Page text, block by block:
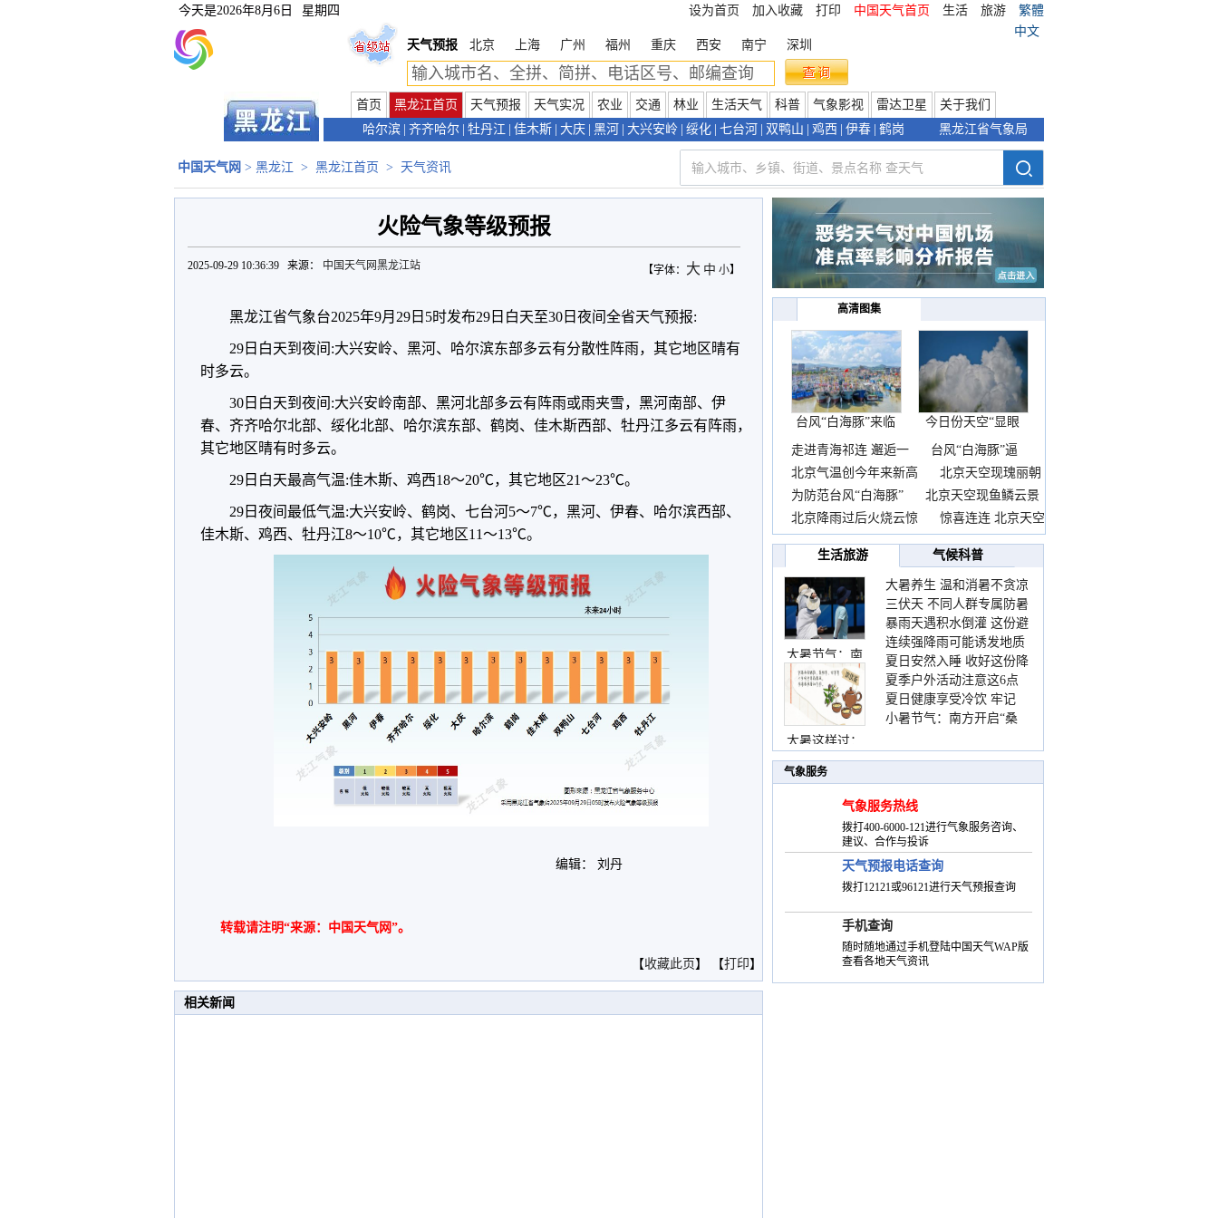
今天是2026年8月6日 星期四 设为首页 加入收藏 打印 中国天气首页 生活 旅游
繁體
中文
天气预报
北京 上海 广州 福州 重庆 西安 南宁 深圳
首页 黑龙江首页 天气预报 天气实况 农业 交通 林业 生活天气 科普 气象影视 雷达卫星
关于我们
哈尔滨 齐齐哈尔 牡丹江 佳木斯 大庆 黑河 大兴安岭 绥化 七台河 双鸭山 鸡西 伊春 鹤岗 黑龙江省气象局
中国天气网 > 黑龙江 > 黑龙江首页 > 天气资讯
火险气象等级预报
【字体： 大 中 小】
2025-09-29 10:36:39 来源： 中国天气网黑龙江站
黑龙江省气象台2025年9月29日5时发布29日白天至30日夜间全省天气预报:
29日白天到夜间:大兴安岭、黑河、哈尔滨东部多云有分散性阵雨，其它地区晴有
时多云。
30日白天到夜间:大兴安岭南部、黑河北部多云有阵雨或雨夹雪，黑河南部、伊
春、齐齐哈尔北部、绥化北部、哈尔滨东部、鹤岗、佳木斯西部、牡丹江多云有阵雨，
其它地区晴有时多云。
29日白天最高气温:佳木斯、鸡西18～20℃，其它地区21～23℃。
29日夜间最低气温:大兴安岭、鹤岗、七台河5～7℃，黑河、伊春、哈尔滨西部、
佳木斯、鸡西、牡丹江8～10℃，其它地区11～13℃。
编辑： 刘丹
转载请注明“来源：中国天气网”。
【收藏此页 】 【打印】
相关新闻
高清图集
台风“白海豚”来临
前
今日份天空“显眼
包”
走进青海祁连 邂逅一
台风“白海豚”逼
近
北京气温创今年来新高
北京天空现瑰丽朝
霞
为防范台风“白海豚”
北京天空现鱼鳞云景
观
北京降雨过后火烧云惊
惊喜连连 北京天空
现
生活旅游
气候科普
大暑节气：南
大暑这样过：
大暑养生 温和消暑不贪凉
三伏天 不同人群专属防暑
要点请收好
暴雨天遇积水倒灌 这份避
险提示请收好
连续强降雨可能诱发地质
灾害 这些前兆要知道
夏日安然入睡 收好这份降
温小贴士
夏季户外活动注意这6点
防暑健身两不误
夏日健康享受冷饮 牢记
“两注意一控制”
小暑节气：南方开启“桑
季
气象服务
气象服务热线
拨打400-6000-121进行气象服务咨询、
建议、合作与投诉
天气预报电话查询
拨打12121或96121进行天气预报查询
手机查询
随时随地通过手机登陆中国天气WAP版
查看各地天气资讯